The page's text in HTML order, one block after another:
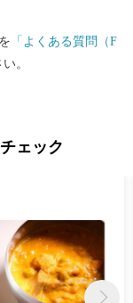
年はその公園を活
THINGS）やマル
。 当市ふるさと納
「も
はらにお越しくだ
「よくある質問（F
。
ェック